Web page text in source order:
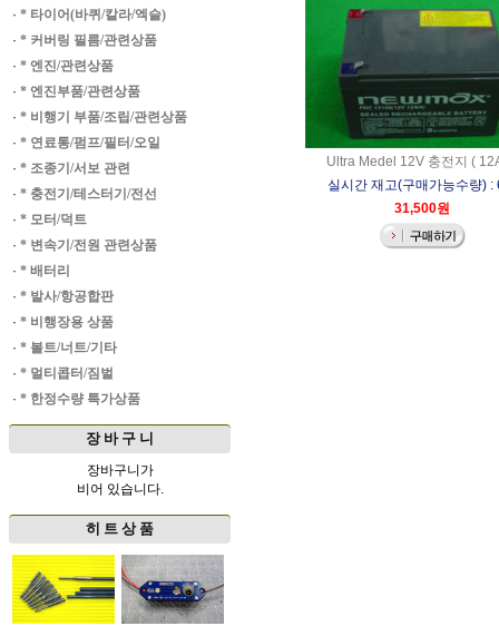
· * 타이어(바퀴/칼라/엑슬)
· * 커버링 필름/관련상품
· * 엔진/관련상품
· * 엔진부품/관련상품
· * 비행기 부품/조립/관련상품
· * 연료통/펌프/필터/오일
· * 조종기/서보 관련
· * 충전기/테스터기/전선
· * 모터/덕트
· * 변속기/전원 관련상품
· * 배터리
· * 발사/항공합판
· * 비행장용 상품
· * 볼트/너트/기타
· * 멀티콥터/짐벌
· * 한정수량 특가상품
장 바 구 니
장바구니가
비어 있습니다.
히 트 상 품
Ultra Medel 12V 충전지 (
실시간 재고(구매가능수량) :
31,500원